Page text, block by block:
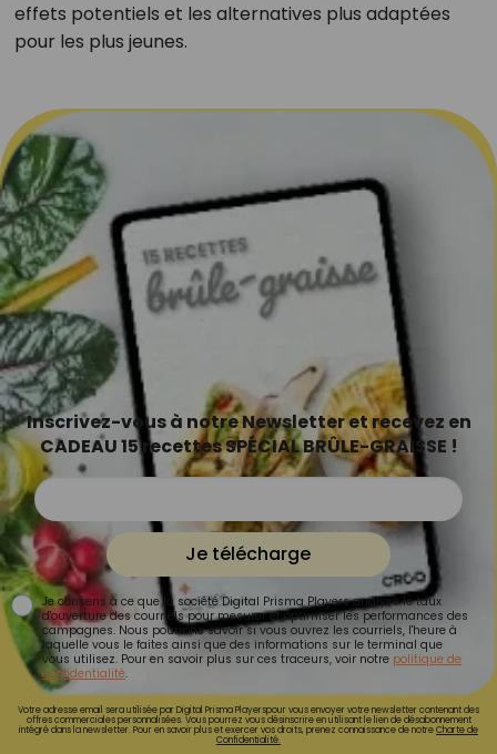
effets potentiels et les alternatives plus adaptées
pour les plus jeunes.
Inscrivez-vous à notre Newsletter et recevez en
CADEAU 15 recettes SPÉCIAL BRÛLE-GRAISSE !
Je télécharge
Je consens à ce que la société Digital Prisma Players analyse le taux
d'ouverture des courriels pour mesurer et optimiser les performances des
campagnes. Nous pourrons savoir si vous ouvrez les courriels, l'heure à
laquelle vous le faites ainsi que des informations sur le terminal que
vous utilisez. Pour en savoir plus sur ces traceurs, voir notre politique de
confidentialité.
Votre adresse email sera utilisée par Digital Prisma Playerspour vous envoyer votre newsletter contenant des
offres commerciales personnalisées. Vous pourrez vous désinscrire en utilisant le lien de désabonnement
intégré dans la newsletter. Pour en savoir plus et exercer vos droits, prenez connaissance de notreCharte de
Confidentialité.